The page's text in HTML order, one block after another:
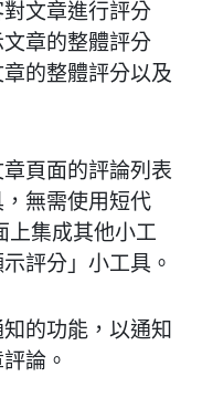
對文章進行評分
文章的整體評分
章的整體評分以及
頁面的評論列表
無需使用短代
上集成其他小工
評分」小工具。
的功能，以通知
論。